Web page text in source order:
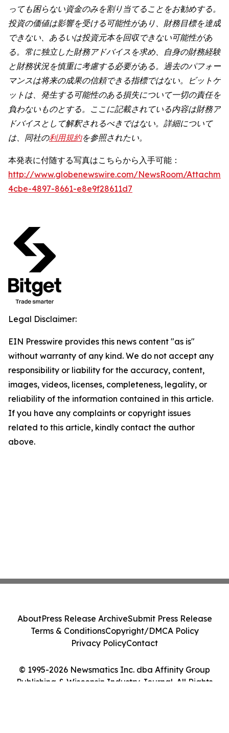
っても困らない資金のみを割り当てることをお勧めする。
投資の価値は影響を受ける可能性があり、財務目標を達成
できない、あるいは投資元本を回収できない可能性があ
る。常に独立した財務アドバイスを求め、自身の財務経験
と財務状況を慎重に考慮する必要がある。過去のパフォー
マンスは将来の成果の信頼できる指標ではない。ビットゲ
ットは、発生する可能性のある損失について一切の責任を
負わないものとする。ここに記載されている内容は財務ア
ドバイスとして解釈されるべきではない。詳細について
は、同社の利用規約を参照されたい。
本発表に付随する写真はこちらから入手可能：
http://www.globenewswire.com/NewsRoom/
4cbe-4897-8661-e8e9f28611d7
Legal Disclaimer:
EIN Presswire provides this news content "as is"
without warranty of any kind. We do not accept any
responsibility or liability for the accuracy, content,
images, videos, licenses, completeness, legality, or
reliability of the information contained in this article.
If you have any complaints or copyright issues
related to this article, kindly contact the author
above.
© 1995-2026 Newsmatics Inc. dba Affinity Group
Publishing & Wisconsin Industry Journal. All Rights
AboutPress Release ArchiveSubmit Press Release
Terms & ConditionsCopyright/DMCA Policy
Privacy PolicyContact